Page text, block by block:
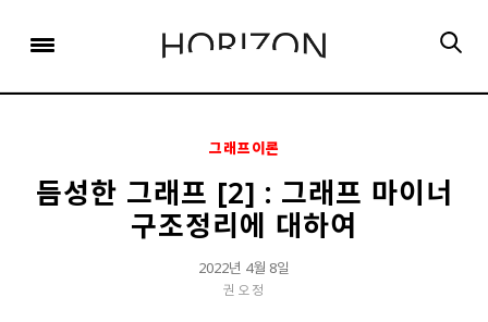
그래프이론
듬성한 그래프 [2] : 그래프 마이너
구조정리에 대하여
2022년 4월 8일
권오정
x
비밀번호 찾기
보내기
SIGN UP
회원 가입을 통해 더 많은 정보를 받아보세요.
01
회원정보입력
02
이메일 인증
03
가입완료
입력하신 이메일 주소
SIGN UP
회원정보입력
02
이메일 인증 가입완료
이메일 인증이 완료되었습니다.
가입하신 이메일 주소로 로그인 후 서비스를 이용해주세요.
SIGN UP
회원 가입을 통해 더 많은 정보를 받아보세요.
01
회원정보입력
02
이메일 인증
03
가입완료